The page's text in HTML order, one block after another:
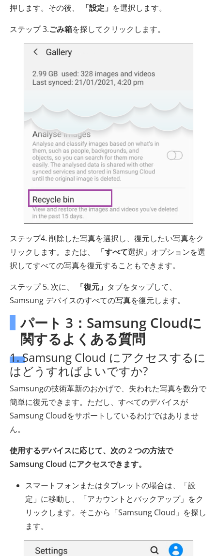
押します。その後、
「設定」 を選択します。
ステップ 3.ごみ箱を探してクリックします。
ステップ4. 削除した写真を選択し、復元したい写真をク
リックします。または、
「すべて選択」オプションを選
択してすべての写真を復元することもできます。
ステップ 5. 次に、
「復元」 タブをタップして、
Samsung デバイスのすべての写真を復元します。
パート 3：Samsung Cloudに
関するよくある質問
1. Samsung Cloud にアクセスするに
はどうすればよいですか?
Samsungの技術革新のおかげで、失われた写真を数分で
簡単に復元できます。ただし、すべてのデバイスが
Samsung Cloudをサポートしているわけではありませ
ん。
使用するデバイスに応じて、次の 2 つの方法で
Samsung Cloud にアクセスできます。
スマートフォンまたはタブレットの場合は、「設
定」に移動し、「アカウントとバックアップ」をク
リックします。そこから「Samsung Cloud」を探し
ます。